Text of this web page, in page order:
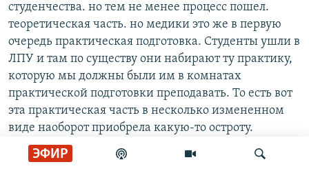
ЭФИР
студенчества. но тем не менее процесс пошел.
теоретическая часть. но медики это же в первую
очередь практическая подготовка. Студенты ушли в
ЛПУ и там по существу они набирают ту практику,
которую мы должны были им в комнатах
практической подготовки преподавать. То есть вот
эта практическая часть в несколько измененном
виде наоборот приобрела какую-то остроту.
Конечно же, мы пойдем навстречу студентам, в
плане того, что мы будем принимать во внимание и